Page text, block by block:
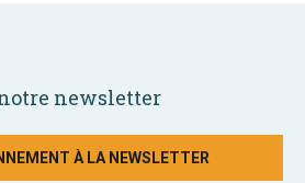
newsletter
À LA NEWSLETTER